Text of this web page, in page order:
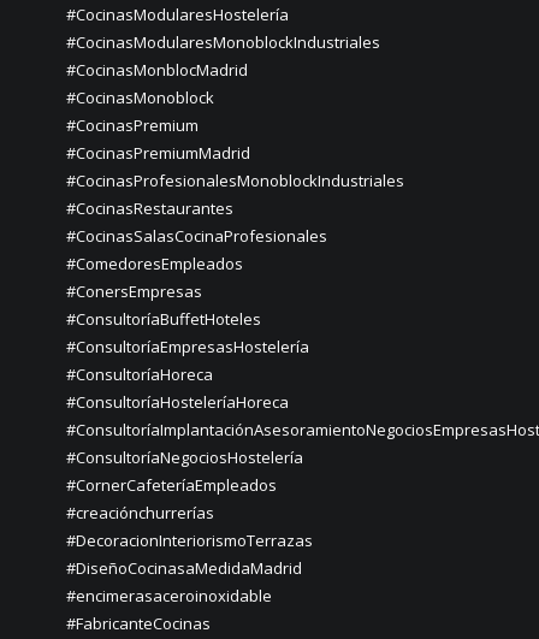
#CocinasModularesHostelería
#CocinasModularesMonoblockIndustriales
#CocinasMonblocMadrid
#CocinasMonoblock
#CocinasPremium
#CocinasPremiumMadrid
#CocinasProfesionalesMonoblockIndustriales
#CocinasRestaurantes
#CocinasSalasCocinaProfesionales
#ComedoresEmpleados
#ConersEmpresas
#ConsultoríaBuffetHoteles
#ConsultoríaEmpresasHostelería
#ConsultoríaHoreca
#ConsultoríaHosteleríaHoreca
#ConsultoríaNegociosHostelería
#CornerCafeteríaEmpleados
#creaciónchurrerías
#DecoracionInteriorismoTerrazas
#DiseñoCocinasaMedidaMadrid
#encimerasaceroinoxidable
#FabricanteCocinas